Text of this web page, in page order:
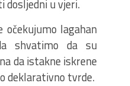
dosljedni u vjeri.
očekujumo lagahan
shvatimo da su
da istakne iskrene
deklarativno tvrde.